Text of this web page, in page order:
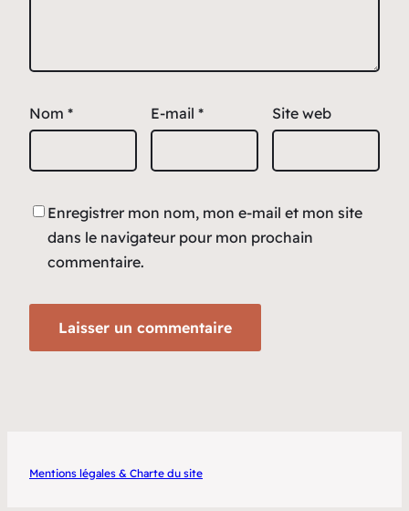
Nom * E-mail * Site web
Enregistrer mon nom, mon e-mail et mon site
dans le navigateur pour mon prochain
commentaire.
Mentions légales & Charte du site